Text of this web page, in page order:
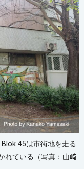
45は市街地を走る
れている（写真：山﨑